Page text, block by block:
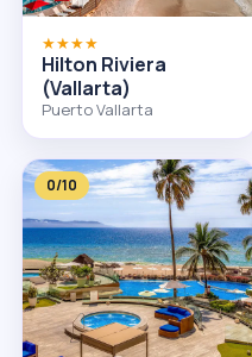
★★★★
Hilton Riviera
(Vallarta)
Puerto Vallarta
0/10